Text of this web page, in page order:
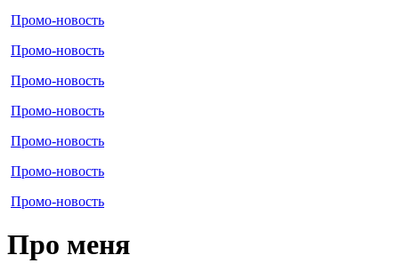
Промо-новость
Промо-новость
Промо-новость
Промо-новость
Промо-новость
Промо-новость
Промо-новость
Про меня